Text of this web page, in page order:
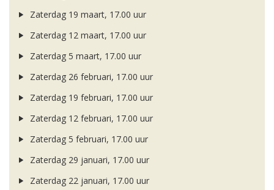
Zaterdag 19 maart, 17.00 uur
Zaterdag 12 maart, 17.00 uur
Zaterdag 5 maart, 17.00 uur
Zaterdag 26 februari, 17.00 uur
Zaterdag 19 februari, 17.00 uur
Zaterdag 12 februari, 17.00 uur
Zaterdag 5 februari, 17.00 uur
Zaterdag 29 januari, 17.00 uur
Zaterdag 22 januari, 17.00 uur